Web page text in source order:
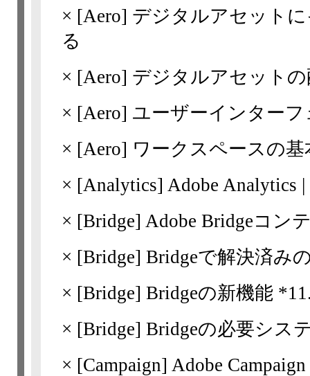
× [Aero] デジタルアセット
る
× [Aero] デジタルアセット
× [Aero] ユーザーインター
× [Aero] ワークスペースの基
× [Analytics] Adobe Analytics
× [Bridge] Adobe Bridgeコン
× [Bridge] Bridgeで解決済み
× [Bridge] Bridgeの新機能
× [Bridge] Bridgeの必要シス
× [Campaign] Adobe